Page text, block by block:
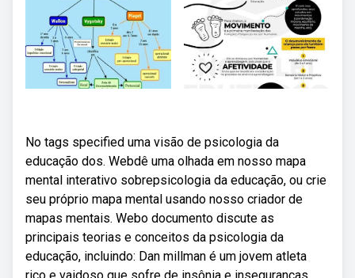
No tags specified uma visão de psicologia da
educação dos. Webdê uma olhada em nosso mapa
mental interativo sobrepsicologia da educação, ou crie
seu próprio mapa mental usando nosso criador de
mapas mentais. Webo documento discute as
principais teorias e conceitos da psicologia da
educação, incluindo: Dan millman é um jovem atleta